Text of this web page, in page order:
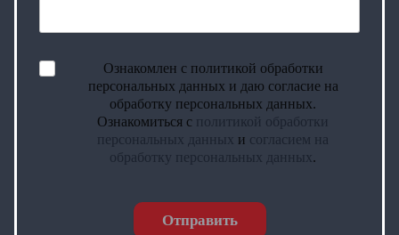
Ознакомлен с политикой обработки
персональных данных и даю согласие на
обработку персональных данных.
Ознакомиться с политикой обработки
персональных данных и согласием на
обработку персональных данных.
Отправить